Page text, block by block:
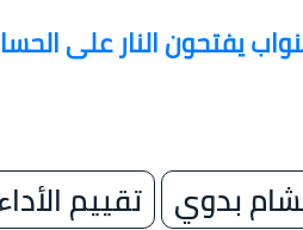
يفتحون النار على
بدوي
تقييم